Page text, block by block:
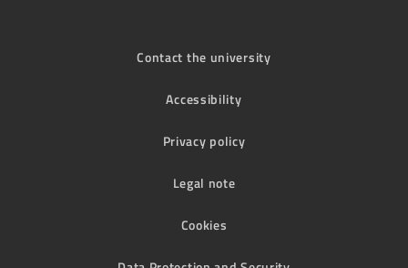
Contact the university
Accessibility
Privacy policy
Legal note
Cookies